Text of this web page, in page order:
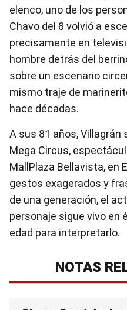
elenco, uno de los
Chavo del 8 volvió a
precisamente en
hombre detrás del
sobre un escenario
mismo traje de
hace décadas.
A sus 81 años, Villagrán
Mega Circus,
MallPlaza Bellavista, en
gestos exagerados y
de una generación, el
personaje sigue vivo en
edad para interpretarlo.
NOTAS